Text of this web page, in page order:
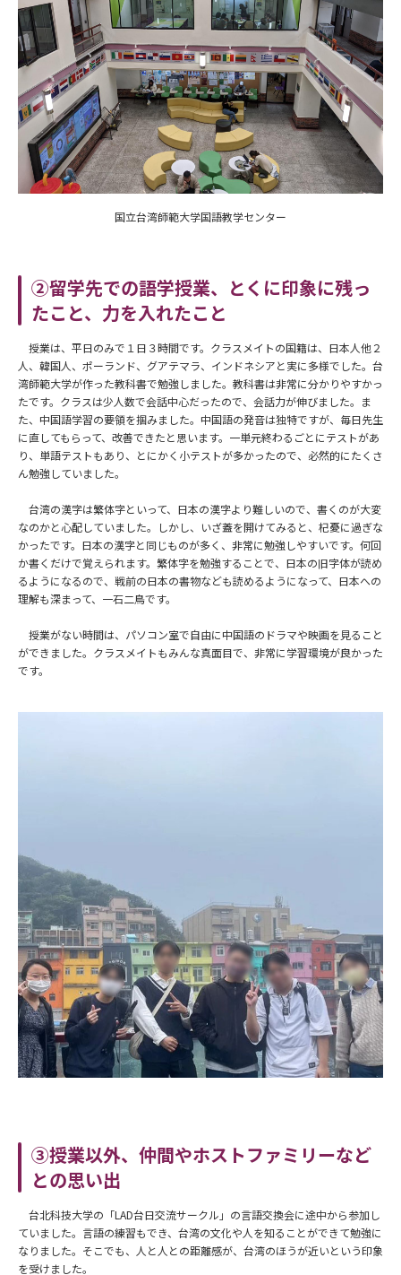
国立台湾師範大学国語教学センター
②留学先での語学授業、とくに印象に残っ
たこと、力を入れたこと
授業は、平日のみで１日３時間です。クラスメイトの国籍は、日本人他２
人、韓国人、ポーランド、グアテマラ、インドネシアと実に多様でした。台
湾師範大学が作った教科書で勉強しました。教科書は非常に分かりやすかっ
たです。クラスは少人数で会話中心だったので、会話力が伸びました。ま
た、中国語学習の要領を掴みました。中国語の発音は独特ですが、毎日先生
に直してもらって、改善できたと思います。一単元終わるごとにテストがあ
り、単語テストもあり、とにかく小テストが多かったので、必然的にたくさ
ん勉強していました。
台湾の漢字は繁体字といって、日本の漢字より難しいので、書くのが大変
なのかと心配していました。しかし、いざ蓋を開けてみると、杞憂に過ぎな
かったです。日本の漢字と同じものが多く、非常に勉強しやすいです。何回
か書くだけで覚えられます。繁体字を勉強することで、日本の旧字体が読め
るようになるので、戦前の日本の書物なども読めるようになって、日本への
理解も深まって、一石二鳥です。
授業がない時間は、パソコン室で自由に中国語のドラマや映画を見ること
ができました。クラスメイトもみんな真面目で、非常に学習環境が良かった
です。
③授業以外、仲間やホストファミリーなど
との思い出
台北科技大学の「LAD台日交流サークル」の言語交換会に途中から参加し
ていました。言語の練習もでき、台湾の文化や人を知ることができて勉強に
なりました。そこでも、人と人との距離感が、台湾のほうが近いという印象
を受けました。